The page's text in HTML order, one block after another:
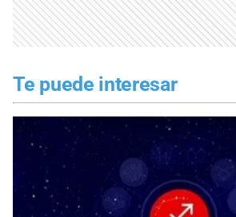
Te puede interesar